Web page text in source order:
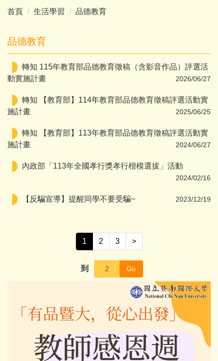
首頁 生活學習 品德教育
品德教育
轉知 115年教育部品德教育徵稿（含影音作品）評選活
動實施計畫
2026/06/27
轉知 【教育部】114年教育部品德教育徵稿評選活動實
施計畫
2025/06/25
轉知 【教育部】113年教育部品德教育徵稿評選活動實
施計畫
2024/06/27
內政部「113年全國孝行獎孝行楷模選拔」活動
2024/02/16
【反騙宣導】提醒同學不要受騙~ 2023/12/19
1 2 3 >
到 Go